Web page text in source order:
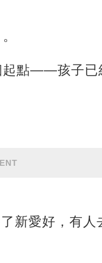
起點——孩子已
新愛好，有人